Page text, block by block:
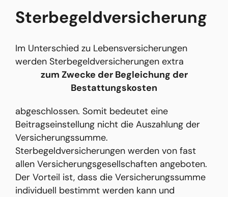
Sterbegeldversicherung
Im Unterschied zu Lebensversicherungen
werden Sterbegeldversicherungen extra
zum Zwecke der Begleichung der
Bestattungskosten
abgeschlossen. Somit bedeutet eine
Beitragseinstellung nicht die Auszahlung der
Versicherungssumme.
Sterbegeldversicherungen werden von fast
allen Versicherungsgesellschaften angeboten.
Der Vorteil ist, dass die Versicherungssumme
individuell bestimmt werden kann und